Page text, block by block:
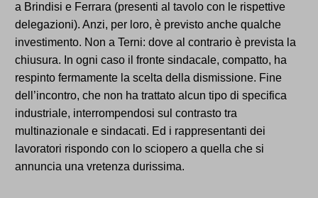
a Brindisi e Ferrara (presenti al tavolo con le rispettive
delegazioni). Anzi, per loro, è previsto anche qualche
investimento. Non a Terni: dove al contrario è prevista la
chiusura. In ogni caso il fronte sindacale, compatto, ha
respinto fermamente la scelta della dismissione. Fine
dell’incontro, che non ha trattato alcun tipo di specifica
industriale, interrompendosi sul contrasto tra
multinazionale e sindacati. Ed i rappresentanti dei
lavoratori rispondo con lo sciopero a quella che si
annuncia una vretenza durissima.